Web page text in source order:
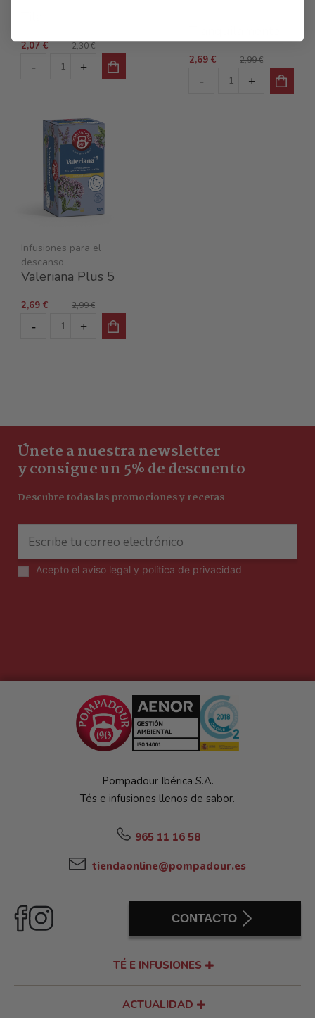
2,07 € 2,30 €
2,69 € 2,99 €
Infusiones para el
descanso
Valeriana Plus 5
2,69 € 2,99 €
Únete a nuestra newsletter
y consigue un 5% de descuento
Descubre todas las promociones y recetas
Acepto el aviso legal y política de privacidad
Pompadour Ibérica S.A.
Tés e infusiones llenos de sabor.
965 11 16 58
tiendaonline@pompadour.es
CONTACTO
TÉ E INFUSIONES
ACTUALIDAD